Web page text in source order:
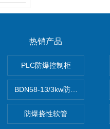
热销产品
PLC防爆控制柜
BDN58-13/3kw防爆电热油汀
防爆挠性软管